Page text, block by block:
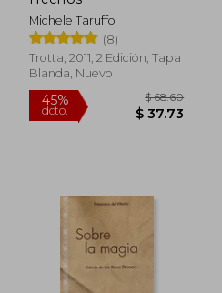
Michele Taruffo
(8)
Trotta, 2011, 2 Edición, Tapa
Blanda, Nuevo
45%
dcto.